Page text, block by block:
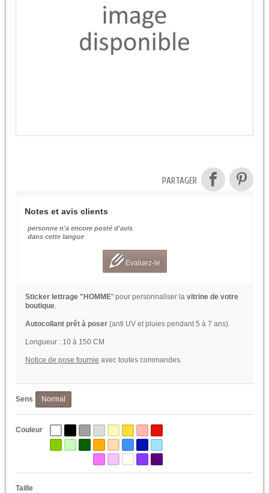
PARTAGER
Notes et avis clients
personne n'a encore posté d'avis
dans cette langue
Evaluez-le
Sticker lettrage "HOMME" pour personnaliser la vitrine de votre
boutique.
Autocollant prêt à poser (anti UV et pluies pendant 5 à 7 ans).
Longueur : 10 à 150 CM
Notice de pose fournie avec toutes commandes.
Sens Normal
Couleur
Taille